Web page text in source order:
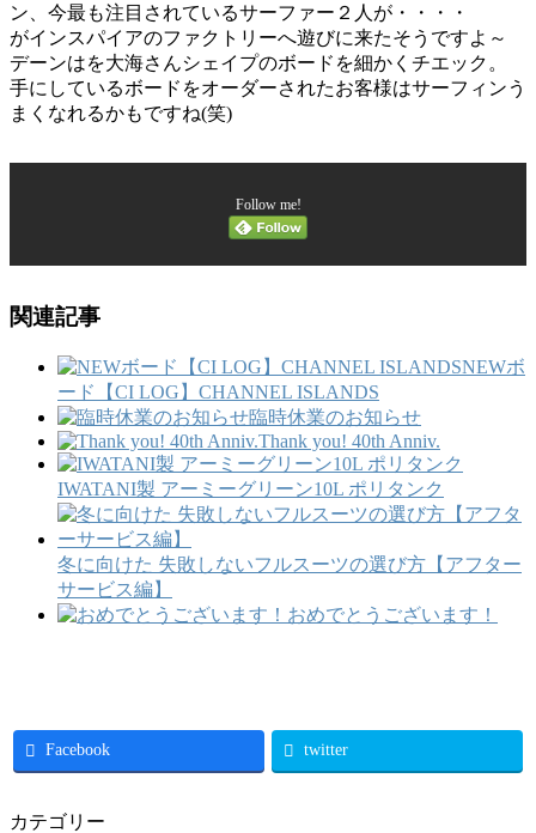
ン、今最も注目されているサーファー２人が・・・・
がインスパイアのファクトリーへ遊びに来たそうですよ～
デーンはを大海さんシェイプのボードを細かくチエック。
手にしているボードをオーダーされたお客様はサーフィンう
まくなれるかもですね(笑)
Follow me!
関連記事
NEWボ
ード【CI LOG】CHANNEL ISLANDS
臨時休業のお知らせ
Thank you! 40th Anniv.
IWATANI製 アーミーグリーン10L ポリタンク
冬に向けた 失敗しないフルスーツの選び方【アフター
サービス編】
おめでとうございます！
Facebook twitter
カテゴリー